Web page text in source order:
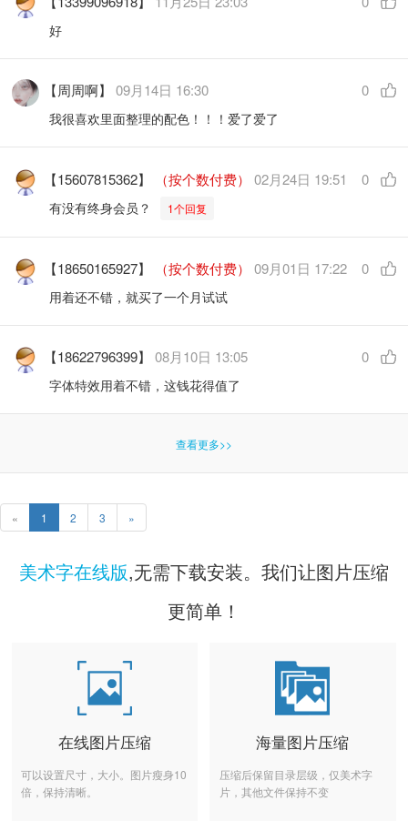
好
【周周啊】09月14日 16:30 0
我很喜欢里面整理的配色！！！爱了爱了
【15607815362】 （按个数付费） 02月24日 19:51 0
有没有终身会员？ 1个回复
【18650165927】 （按个数付费） 09月01日 17:22 0
用着还不错，就买了一个月试试
【18622796399】08月10日 13:05 0
字体特效用着不错，这钱花得值了
查看更多>>
« 1 2 3 »
美术字在线版,无需下载安装。我们让图片压缩
更简单！
在线图片压缩
可以设置尺寸，大小。图片瘦身10
倍，保持清晰。
海量图片压缩
压缩后保留目录层级，仅美术字
片，其他文件保持不变